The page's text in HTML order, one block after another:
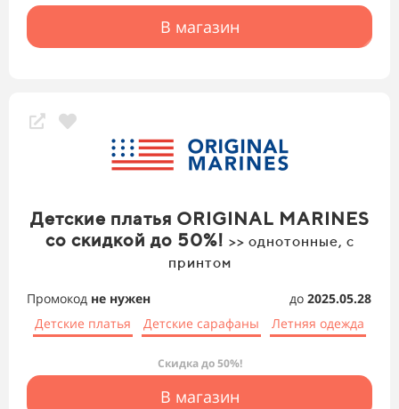
В магазин
Детские платья ORIGINAL MARINES
со скидкой до 50%! >> однотонные, с
принтом
Промокод не нужен до 2025.05.28
Детские платья
Детские сарафаны Летняя одежда
Скидка до 50%!
В магазин